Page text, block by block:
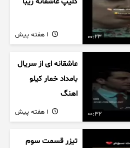
00:23
00:32
عاشقانه ای از سریال
بامداد خمار کیلو
اهنگ
تیزر قسمت سوم